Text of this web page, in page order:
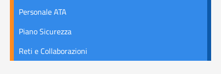
Personale ATA
Piano Sicurezza
Reti e Collaborazioni